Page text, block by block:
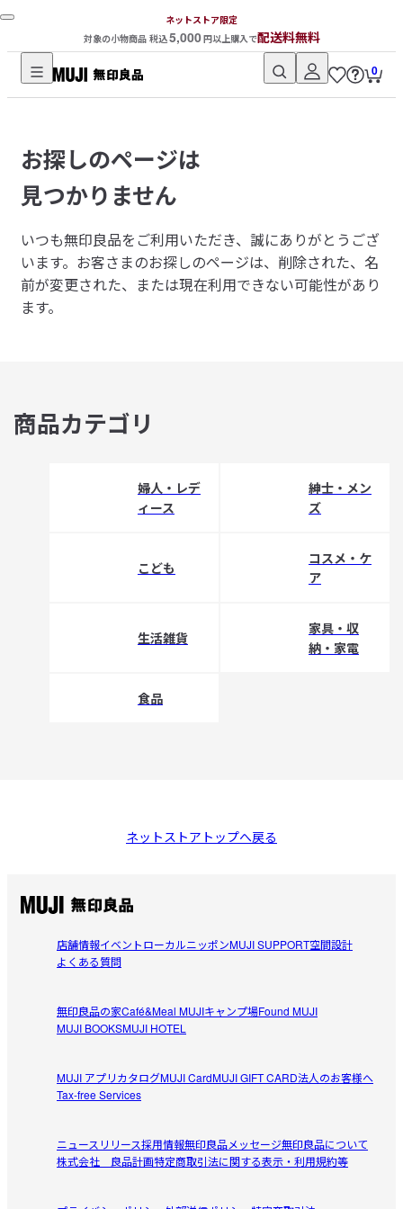
ネットストア限定
対象の小物商品 税込5,000円以上購入で配送料無料
無
品
ネ
ッ
ト
ス
ト
ア
0
お探しのページは
見つかりません
いつも無印良品をご利用いただき、誠にありがとうござ
います。 お客さまのお探しのページは、削除された、名
前が変更された、または現在利用できない可能性があり
ます。
商品カテゴリ
婦人・レデ
ィース
紳士・メン
ズ
こども
コスメ・ケ
ア
生活雑貨
家具・収
納・家電
食品
ネットストアトップへ戻る
店舗情報イベントローカルニッポンMUJI SUPPORT空間設計
よくある質問
無印良品の家Café&Meal MUJIキャンプ場Found MUJI
MUJI BOOKSMUJI HOTEL
MUJI アプリカタログMUJI CardMUJI GIFT CARD法人のお客様へ
Tax-free Services
ニュースリリース採用情報無印良品メッセージ無印良品について
株式会社 良品計画特定商取引法に関する表示・利用規約等